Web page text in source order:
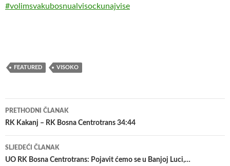
#volimsvakubosnualvisockunajvise
FEATURED VISOKO
Navigacija
članaka
PRETHODNI ČLANAK
RK Kakanj – RK Bosna Centrotrans 34:44
SLJEDEĆI ČLANAK
UO RK Bosna Centrotrans: Pojavit ćemo se u Banjoj Luci,…